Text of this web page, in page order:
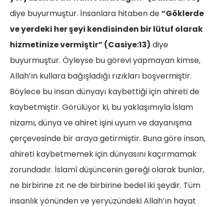
diye buyurmuştur. İnsanlara hitaben de“Göklerde
ve yerdeki her şeyi kendisinden bir lütuf olarak
hizmetinize vermiştir” (Casiye:13) diye
buyurmuştur. Öyleyse bu görevi yapmayan kimse,
Allah’ın kullara bağışladığı rızıkları boşvermiştir.
Böylece bu insan dünyayı kaybettiği için ahireti de
kaybetmiştir. Görülüyor ki, bu yaklaşımıyla İslam
nizamı, dünya ve ahiret işini uyum ve dayanışma
çerçevesinde bir araya getirmiştir. Buna göre insan,
ahireti kaybetmemek için dünyasını kaçırmamak
zorundadır. İslamî düşüncenin gereği olarak bunlar,
ne birbirine zıt ne de birbirine bedel iki şeydir. Tüm
insanlık yönünden ve yeryüzündeki Allah’ın hayat